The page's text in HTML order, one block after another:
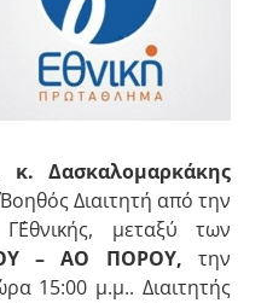
Δασκαλομαρκάκης
Διαιτητή από την
μεταξύ των
– ΑΟ ΠΟΡΟΥ,την
15:00 μ.μ.. Διαιτητής